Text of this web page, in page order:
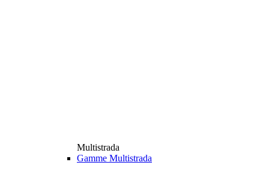
Multistrada
Gamme Multistrada